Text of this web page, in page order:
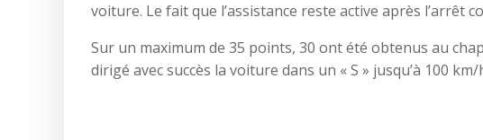
voiture. Le fait que l’assistance reste active après l’arrêt
Sur un maximum de 35 points, 30 ont été obtenus au
dirigé avec succès la voiture dans un « S » jusqu’à 100 km/